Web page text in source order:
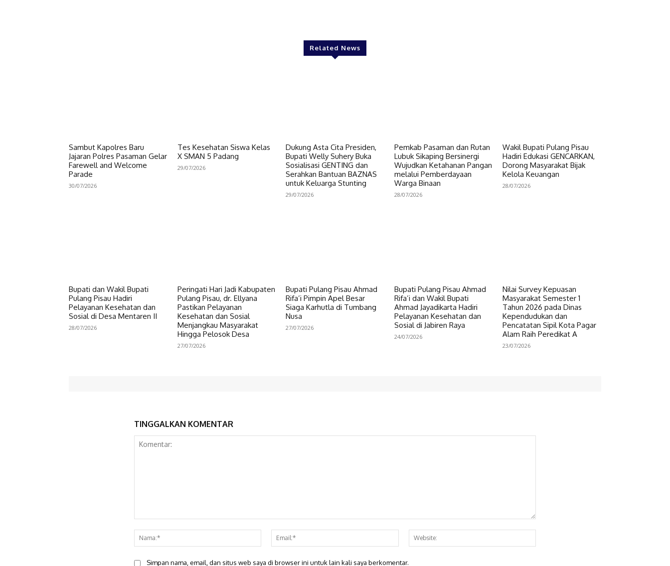
Related News
Sambut Kapolres Baru
Jajaran Polres Pasaman Gelar
Farewell and Welcome
Parade
30/07/2026
Tes Kesehatan Siswa Kelas
X SMAN 5 Padang
29/07/2026
Dukung Asta Cita Presiden,
Bupati Welly Suhery Buka
Sosialisasi GENTING dan
Serahkan Bantuan BAZNAS
untuk Keluarga Stunting
29/07/2026
Pemkab Pasaman dan Rutan
Lubuk Sikaping Bersinergi
Wujudkan Ketahanan Pangan
melalui Pemberdayaan
Warga Binaan
28/07/2026
Wakil Bupati Pulang Pisau
Hadiri Edukasi GENCARKAN,
Dorong Masyarakat Bijak
Kelola Keuangan
28/07/2026
Bupati dan Wakil Bupati
Pulang Pisau Hadiri
Pelayanan Kesehatan dan
Sosial di Desa Mentaren II
28/07/2026
Peringati Hari Jadi Kabupaten
Pulang Pisau, dr. Ellyana
Pastikan Pelayanan
Kesehatan dan Sosial
Menjangkau Masyarakat
Hingga Pelosok Desa
27/07/2026
Bupati Pulang Pisau Ahmad
Rifa’i Pimpin Apel Besar
Siaga Karhutla di Tumbang
Nusa
27/07/2026
Bupati Pulang Pisau Ahmad
Rifa’i dan Wakil Bupati
Ahmad Jayadikarta Hadiri
Pelayanan Kesehatan dan
Sosial di Jabiren Raya
24/07/2026
Nilai Survey Kepuasan
Masyarakat Semester 1
Tahun 2026 pada Dinas
Kependudukan dan
Pencatatan Sipil Kota Pagar
Alam Raih Peredikat A
23/07/2026
TINGGALKAN KOMENTAR
Nama:*
Email:*
Simpan nama, email, dan situs web saya di browser ini untuk lain kali saya berkomentar.